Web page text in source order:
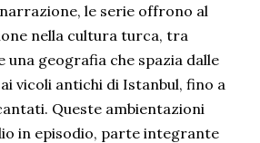
le serie offrono al
nella cultura turca, tra
geografia che spazia dalle
vicoli antichi di Istanbul, fino a
Queste ambientazioni
in episodio, parte integrante